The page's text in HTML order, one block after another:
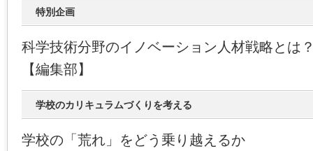
特別企画
科学技術分野のイノベーション人材戦略とは
【編集部】
学校のカリキュラムづくりを考える
学校の「荒れ」をどう乗り越えるか